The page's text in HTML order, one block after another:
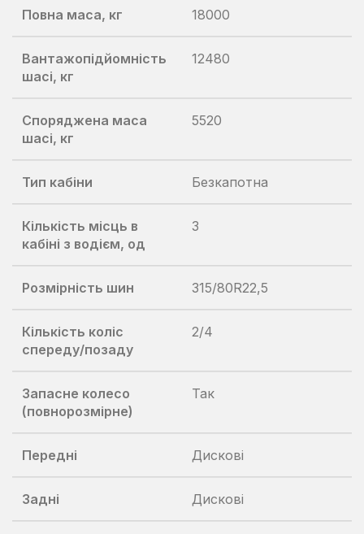
Повна маса, кг 18000
Вантажопідйомність
шасі, кг
12480
Споряджена маса
шасі, кг
5520
Тип кабіни Безкапотна
Кількість місць в
кабіні з водієм, од
3
Розмірність шин 315/80R22,5
Кількість коліс
спереду/позаду
2/4
Запасне колесо
(повнорозмірне)
Так
Передні Дискові
Задні Дискові